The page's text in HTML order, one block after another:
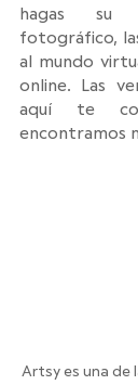
hagas su
fotográfico,
al mundo
online. Las
aquí te
encontramos
Artsy es una de